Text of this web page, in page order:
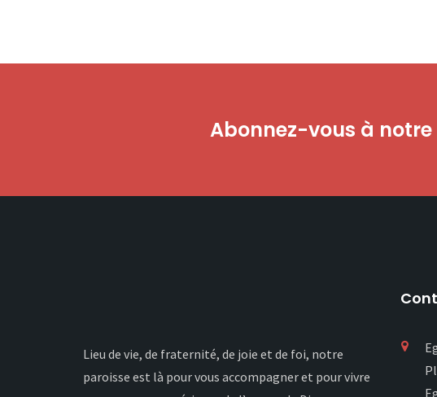
Abonnez-vous à
Lieu de vie, de fraternité, de joie et de foi, notre
paroisse est là pour vous accompagner et pour vivre